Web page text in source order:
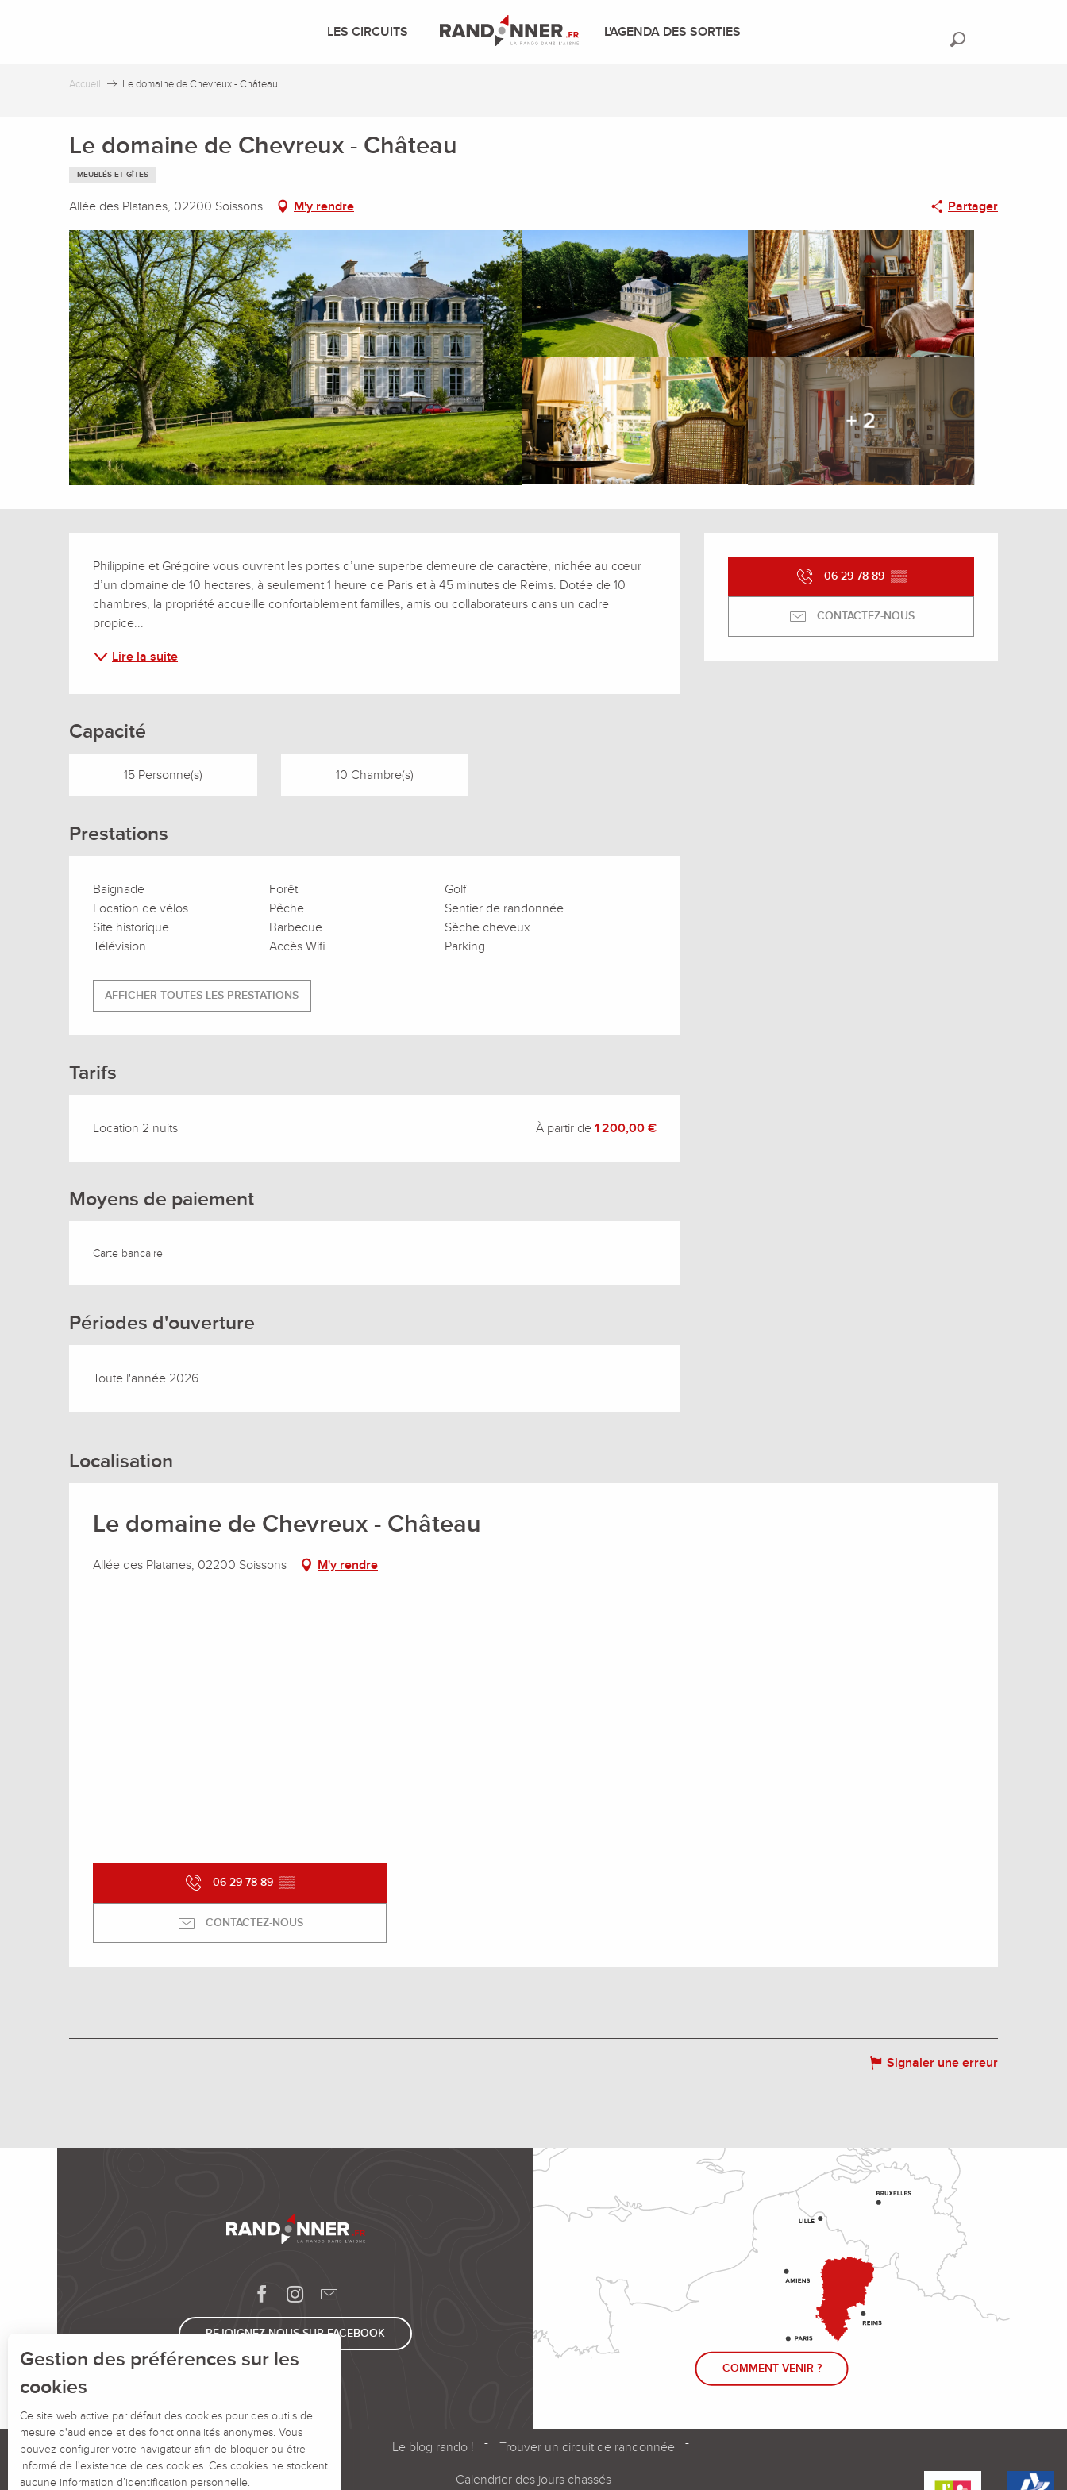
LES CIRCUITS L'AGENDA DES SORTIES
Accueil Le domaine de Chevreux - Château
Le domaine de Chevreux - Château
MEUBLÉS ET GÎTES
Allée des Platanes, 02200 Soissons M'y rendre Partager
+ 2
Ouverture et
06 29 78 89 ▒▒
CONTACTEZ-NOUS
Description
Philippine et Grégoire vous ouvrent les portes d’une superbe demeure de caractère, nichée au cœur
d’un domaine de 10 hectares, à seulement 1 heure de Paris et à 45 minutes de Reims. Dotée de 10
chambres, la propriété accueille confortablement familles, amis ou collaborateurs dans un cadre
propice...
Lire la suite
Capacité
15 Personne(s) 10 Chambre(s)
Prestations
Baignade Forêt
Golf
Location de vélos
Pêche
Sentier de randonnée
Site historique
Barbecue
Sèche cheveux
Télévision
Accès Wifi Parking
AFFICHER TOUTES LES PRESTATIONS
Tarifs
Location 2 nuits À partir de1 200,00 €
Moyens de paiement
Carte bancaire
Périodes d'ouverture
Toute l'année 2026
Localisation
Le domaine de Chevreux - Château
Allée des Platanes, 02200 Soissons M'y rendre
06 29 78 89 ▒▒
CONTACTEZ-NOUS
Signaler une erreur
REJOIGNEZ-NOUS SUR FACEBOOK
COMMENT VENIR ?
Le blog rando ! Trouver un circuit de randonnée
Calendrier des jours chassés
Gestion des préférences sur les
cookies
Ce site web active par défaut des cookies pour des outils de
mesure d'audience et des fonctionnalités anonymes. Vous
pouvez configurer votre navigateur afin de bloquer ou être
informé de l'existence de ces cookies. Ces cookies ne stockent
aucune information d’identification personnelle.